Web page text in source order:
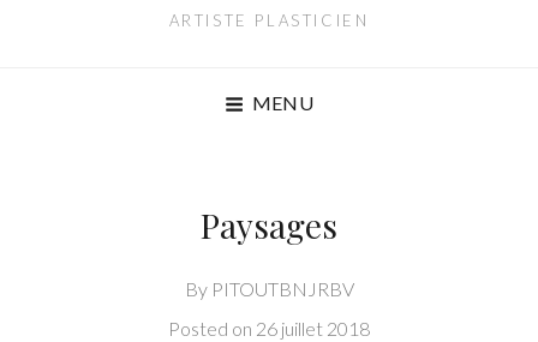
ARTISTE PLASTICIEN
MENU
Paysages
By PITOUTBNJRBV
Posted on 26 juillet 2018